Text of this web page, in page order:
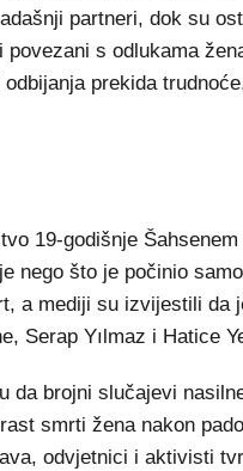
partneri, dok su
s odlukama
prekida
19-godišnje
nego što je počinio
a mediji su izvijestili da
Serap Yılmaz i Hatice
da brojni slučajevi
smrti žena nakon
odvjetnici i aktivisti